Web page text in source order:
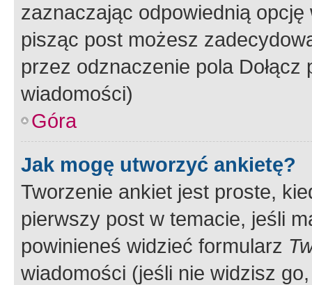
zaznaczając odpowiednią
pisząc post możesz
przez odznaczenie pola
wiadomości)
Góra
Jak mogę utworzyć ankietę?
Tworzenie ankiet jest proste,
pierwszy post w temacie, jeśli
powinieneś widzieć formularz
wiadomości (jeśli nie widzisz